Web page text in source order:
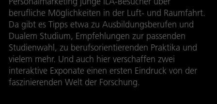
berufliche Möglichkeiten in der Luft- und Raumfahrt.
Da gibt es Tipps etwa zu Ausbildungsberufen und
Dualem Studium, Empfehlungen zur passenden
Studienwahl, zu berufsorientierenden Praktika und
vielem mehr. Und auch hier verschaffen zwei
interaktive Exponate einen ersten Eindruck von der
faszinierenden Welt der Forschung.